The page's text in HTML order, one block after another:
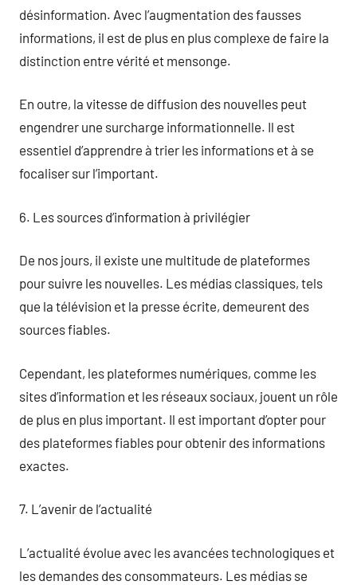
désinformation. Avec l’augmentation des fausses
informations, il est de plus en plus complexe de faire la
distinction entre vérité et mensonge.
En outre, la vitesse de diffusion des nouvelles peut
engendrer une surcharge informationnelle. Il est
essentiel d’apprendre à trier les informations et à se
focaliser sur l’important.
6. Les sources d’information à privilégier
De nos jours, il existe une multitude de plateformes
pour suivre les nouvelles. Les médias classiques, tels
que la télévision et la presse écrite, demeurent des
sources fiables.
Cependant, les plateformes numériques, comme les
sites d’information et les réseaux sociaux, jouent un rôle
de plus en plus important. Il est important d’opter pour
des plateformes fiables pour obtenir des informations
exactes.
7. L’avenir de l’actualité
L’actualité évolue avec les avancées technologiques et
les demandes des consommateurs. Les médias se